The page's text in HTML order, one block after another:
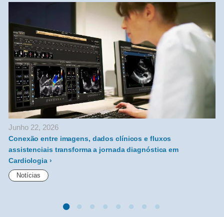
Junho 22, 2026
Conexão entre imagens, dados clínicos e fluxos
assistenciais transforma a jornada diagnóstica em
Cardiologia
Notícias